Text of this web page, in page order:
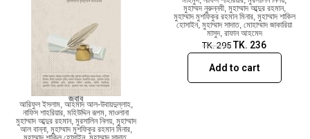
জবাব
আরিফুল ইসলাম, আহমাদ আল-উবায়দুল্লাহ,
নাফিস শাহরিয়ার, মহিউদ্দিন রূপম, মাওলানা
মুহাম্মাদ আব্দুর রহমান, মুরসালিন নিলয়, মুহাম্মাদ
আল বান্না, মুহাম্মাদ মুশফিকুর রহমান মিনার,
মুহাম্মদ নুরুন্নবী, মুহাম্মাদ আব্দুর রহমান,
মুহাম্মাদ মুশফিকুর রহমান মিনার, মুহাম্মাদ শাকিল
হোসাইন, মুহাম্মাদ সাদাত, মোহাম্মাদ জাকারিয়া
মাসুদ, রাফান আহমেদ
TK.295 TK. 236
Add to cart